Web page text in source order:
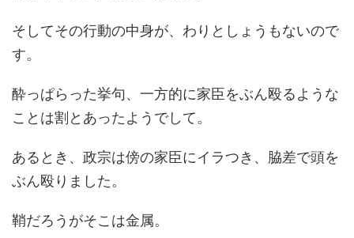
そしてその行動の中身が、わりとしょうもないので
す。
酔っぱらった挙句、一方的に家臣をぶん殴るような
ことは割とあったようでして。
あるとき、政宗は傍の家臣にイラつき、脇差で頭を
ぶん殴りました。
鞘だろうがそこは金属。